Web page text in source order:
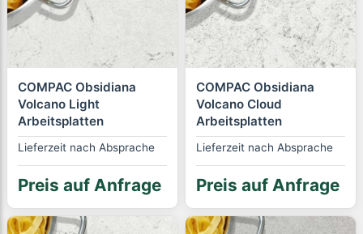
COMPAC Obsidiana
Volcano Light
Arbeitsplatten
Lieferzeit nach Absprache
Preis auf Anfrage
COMPAC Obsidiana
Volcano Cloud
Arbeitsplatten
Lieferzeit nach Absprache
Preis auf Anfrage